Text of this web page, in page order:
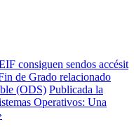
consiguen sendos accésit
de Grado relacionado
(ODS) Publicada la
Operativos: Una